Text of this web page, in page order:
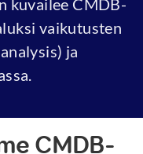
kuvailee CMDB-
vaikutusten
ja
CMDB-